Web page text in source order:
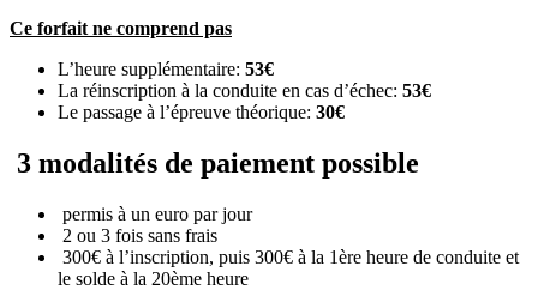
Ce forfait ne comprend pas
L’heure supplémentaire: 53€
La réinscription à la conduite en cas d’échec: 53€
Le passage à l’épreuve théorique: 30€
3 modalités de paiement possible
permis à un euro par jour
2 ou 3 fois sans frais
300€ à l’inscription, puis 300€ à la 1ère heure de conduite et
le solde à la 20ème heure